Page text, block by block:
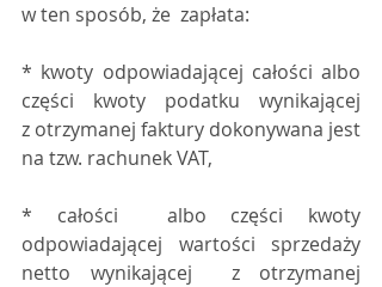
w ten sposób, że  zapłata:
* kwoty odpowiadającej całości albo
części kwoty podatku wynikającej
z otrzymanej faktury dokonywana jest
na tzw. rachunek VAT,
* całości  albo części kwoty
odpowiadającej wartości sprzedaży
netto wynikającej  z otrzymanej